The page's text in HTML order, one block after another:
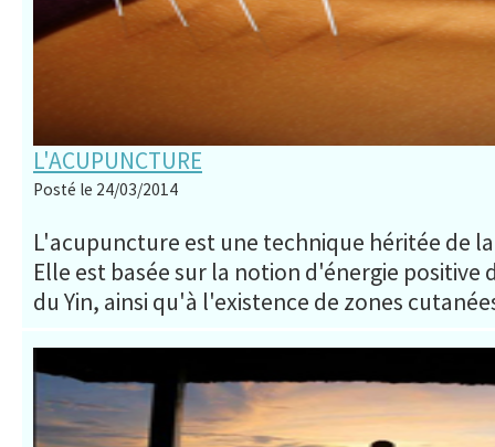
L'ACUPUNCTURE
Posté le 24/03/2014
L'acupuncture est une technique héritée de
Elle est basée sur la notion d'énergie positive
du Yin, ainsi qu'à l'existence de zones